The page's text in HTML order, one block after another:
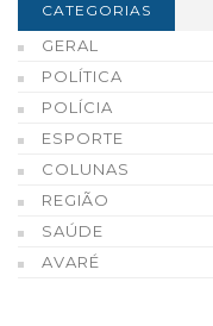
CATEGORIAS
GERAL
POLÍTICA
POLÍCIA
ESPORTE
COLUNAS
REGIÃO
SAÚDE
AVARÉ